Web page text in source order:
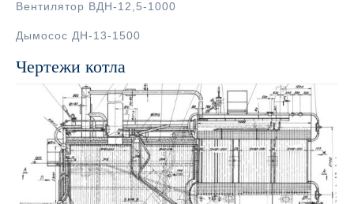
Вентилятор ВДН-12,5-1000
Дымосос ДН-13-1500
Чертежи котла